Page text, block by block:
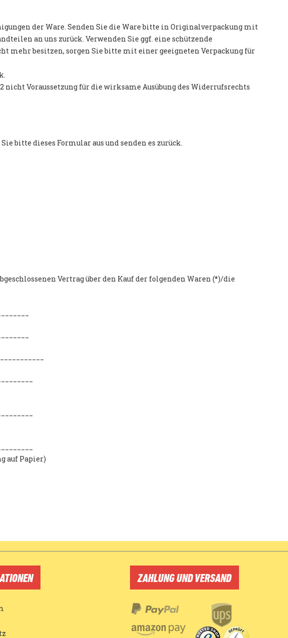
der Ware. Senden Sie die Ware bitte in Originalverpackung mit
an uns zurück. Verwenden Sie ggf. eine schützende
mehr besitzen, sorgen Sie bitte mit einer geeigneten Verpackung für
nicht Voraussetzung für die wirksame Ausübung des Widerrufsrechts
bitte dieses Formular aus und senden es zurück.
Vertrag über den Kauf der folgenden Waren (*)/die
auf Papier)
ZAHLUNG UND VERSAND